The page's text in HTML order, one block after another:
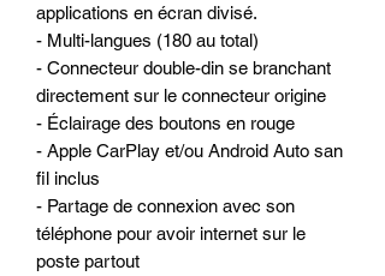
applications en écran divisé.
- Multi-langues (180 au total)
- Connecteur double-din se branchant
directement sur le connecteur origine
- Éclairage des boutons en rouge
- Apple CarPlay et/ou Android Auto san
fil inclus
- Partage de connexion avec son
téléphone pour avoir internet sur le
poste partout